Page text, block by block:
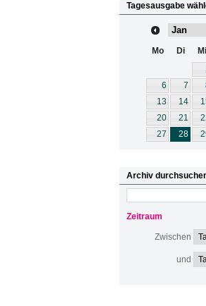
Tagesausgabe
Mo Di Mi
6
7
13
14
20
21
27
28
Archiv
Zeitraum
Zwischen
und